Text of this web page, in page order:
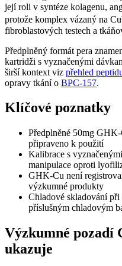
její roli v syntéze kolagenu,
protože komplex vázaný na
fibroblastových testech a
Předplněný formát pera
kartridži s vyznačenými
širší kontext viz přehled
opravy tkání o BPC-157.
Klíčové poznatky
Předplněné 50mg
připraveno k použití
Kalibrace s
manipulace oproti
GHK-Cu není
výzkumné produkty
Chladové skladování při
příslušným chladovým
Výzkumné pozadí
ukazuje